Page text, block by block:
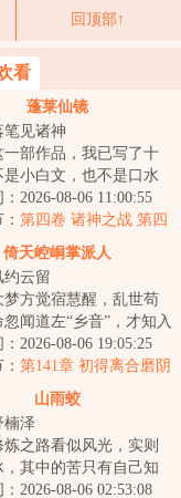
回顶部↑
看
蓬莱仙镜
笔见诸神
一部作品，我已写了十
是小白文，也不是口水
重官场和明史比较慢
二卷开...
2026-08-06 11:00:55
第四卷 诸神之战 第四
章 青白分界
倚天崆峒掌派人
约云留
梦方觉宿慧醒，乱世苟
忽闻道左“乡音”，才知入
自此一条贱命风风火
湖...
2026-08-06 19:05:25
第141章 初得离合磨阴
山雨蛟
楠泽
之路看似风光，实则
，其中的苦只有自己知
身寒微的黑蛇，无依
2026-08-06 02:53:08